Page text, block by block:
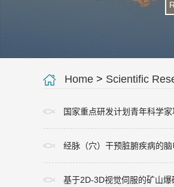
Home > Scientific
国家重点研发计划青年科学
经脉（穴）干预脏腑疾病的
基于2D-3D视觉伺服的矿山